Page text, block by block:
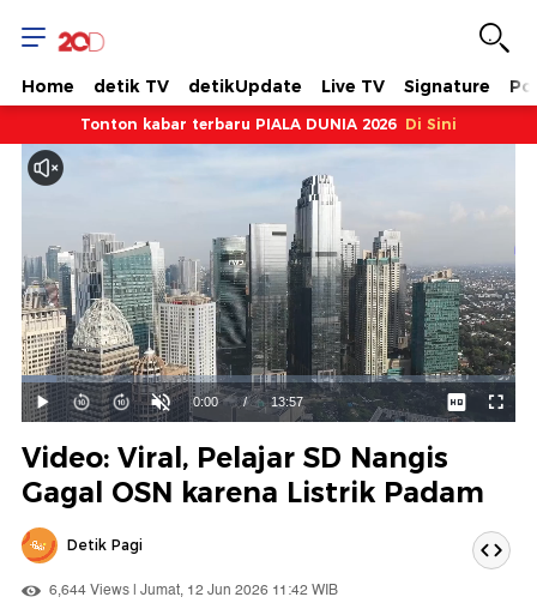
Home detik TV detikUpdate Live TV Signature
Tonton kabar terbaru PIALA DUNIA 2026 Di Sini
Mainkan
Suara
Hidup
Waktu
0:00 / Durasi
13:57
Dimuat:
7.12%
Video: Viral, Pelajar SD Nangis
Gagal OSN karena Listrik Padam
Detik Pagi
6,644 Views | Jumat, 12 Jun 2026 11:42 WIB